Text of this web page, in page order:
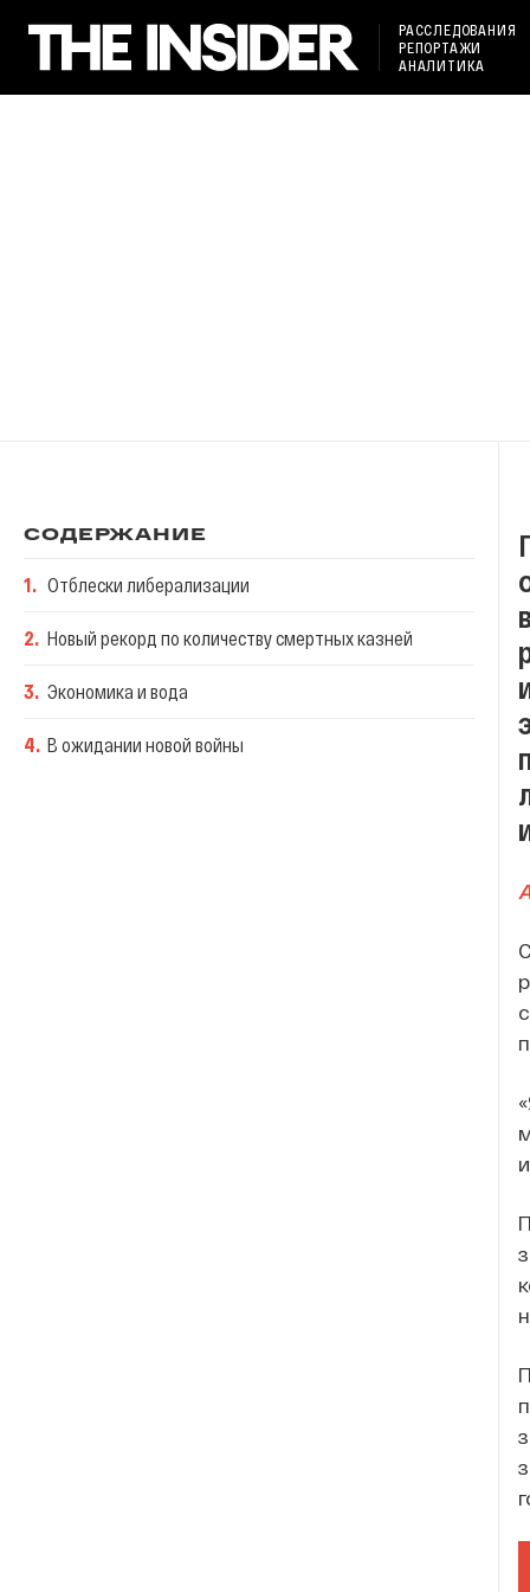
РАССЛЕДОВАНИЯ
РЕПОРТАЖИ
АНАЛИТИКА
СОДЕРЖАНИЕ
1. Отблески либерализации
2. Новый рекорд по количеству смертных казней
3. Экономика и вода
4. В ожидании новой войны